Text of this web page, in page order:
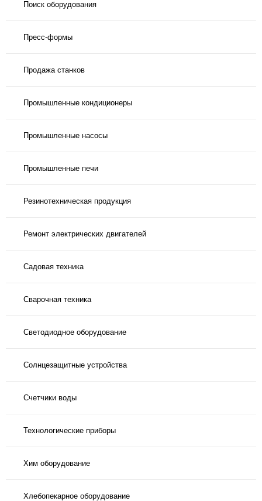
Поиск оборудования
Пресс-формы
Продажа станков
Промышленные кондиционеры
Промышленные насосы
Промышленные печи
Резинотехническая продукция
Ремонт электрических двигателей
Садовая техника
Сварочная техника
Светодиодное оборудование
Солнцезащитные устройства
Счетчики воды
Технологические приборы
Хим оборудование
Хлебопекарное оборудование